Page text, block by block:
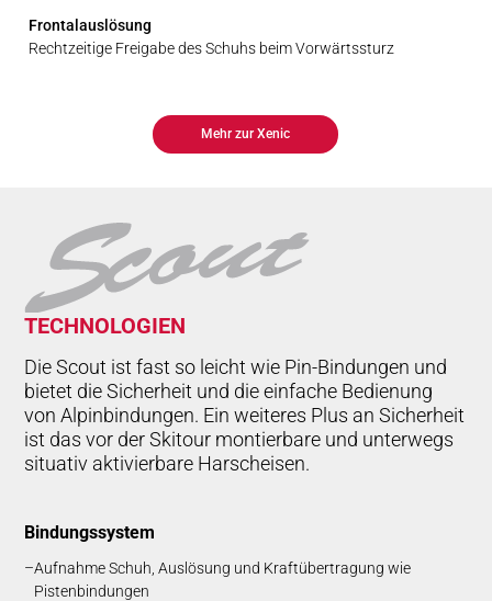
Frontalauslösung
Rechtzeitige Freigabe des Schuhs beim Vorwärtssturz
Mehr zur Xenic
TECH­NO­LO­GIEN
Die Scout ist fast so leicht wie Pin-Bindungen und
bietet die Sicherheit und die einfache Bedienung
von Alpinbindungen. Ein weiteres Plus an Sicherheit
ist das vor der Skitour montierbare und unterwegs
situativ aktivierbare Harscheisen.
Bin­dungs­system
Aufnahme Schuh, Auslösung und Kraftübertragung wie
Pistenbindungen